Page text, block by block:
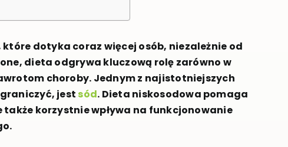
dotyka coraz więcej osób, niezależnie od
dieta odgrywa kluczową rolę zarówno w
choroby. Jednym z najistotniejszych
jest sód. Dieta niskosodowa pomaga
korzystnie wpływa na funkcjonowanie